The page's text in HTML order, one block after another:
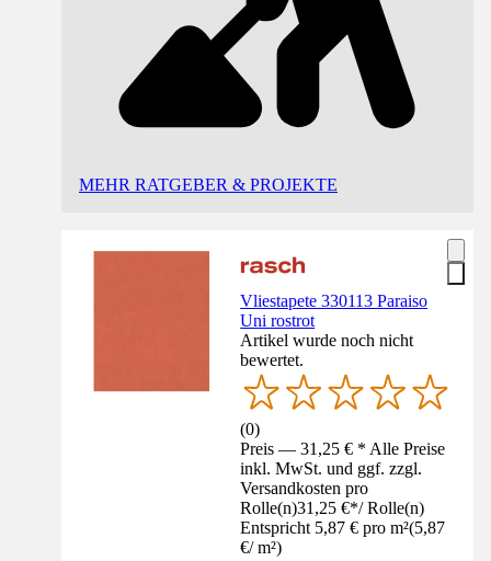
MEHR RATGEBER & PROJEKTE
Vliestapete 330113 Paraiso
Uni rostrot
Artikel wurde noch nicht
bewertet.
(0)
Preis — 31,25 € * Alle Preise
inkl. MwSt. und ggf. zzgl.
Versandkosten pro
Rolle(n)31,25 €*/ Rolle(n)
Entspricht 5,87 € pro m²(5,87
€/ m²)